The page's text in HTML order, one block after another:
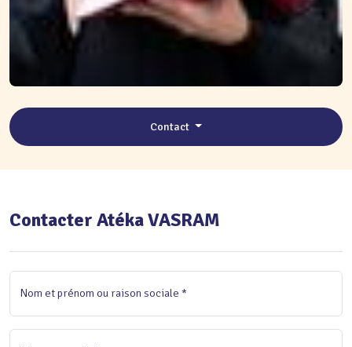
Contact
Contacter Atéka VASRAM
Nom et prénom ou raison sociale *